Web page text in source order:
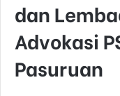
dan
Advokasi
Pasuruan